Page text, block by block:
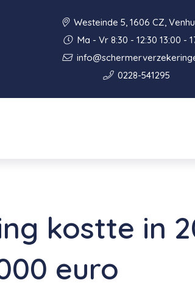
Westeinde 5, 1606 CZ,
Ma - Vr 8:30 - 12:30 13:00 -
0228-541295
kostte in
euro